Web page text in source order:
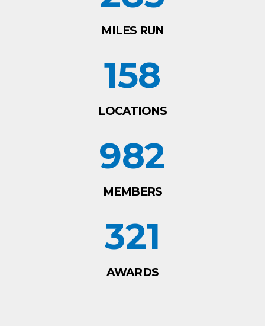
MILES RUN
158
LOCATIONS
982
MEMBERS
321
AWARDS